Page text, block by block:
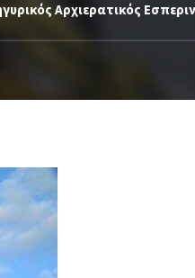
Αρχιερατικός